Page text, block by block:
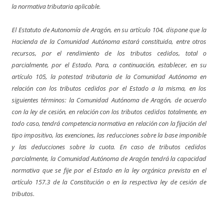
la normativa tributaria aplicable.
El Estatuto de Autonomía de Aragón, en su artículo 104, dispone que la
Hacienda de la Comunidad Autónoma estará constituida, entre otros
recursos, por el rendimiento de los tributos cedidos, total o
parcialmente, por el Estado. Para, a continuación, establecer, en su
artículo 105, la potestad tributaria de la Comunidad Autónoma en
relación con los tributos cedidos por el Estado a la misma, en los
siguientes términos: la Comunidad Autónoma de Aragón, de acuerdo
con la ley de cesión, en relación con los tributos cedidos totalmente, en
todo caso, tendrá competencia normativa en relación con la fijación del
tipo impositivo, las exenciones, las reducciones sobre la base imponible
y las deducciones sobre la cuota. En caso de tributos cedidos
parcialmente, la Comunidad Autónoma de Aragón tendrá la capacidad
normativa que se fije por el Estado en la ley orgánica prevista en el
artículo 157.3 de la Constitución o en la respectiva ley de cesión de
tributos.